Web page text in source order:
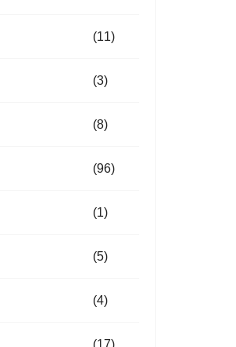
(11)
(3)
(8)
(96)
(1)
(5)
(4)
(17)